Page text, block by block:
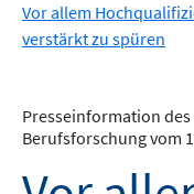
Vor allem
verstärkt zu spüren
Presseinformation
Berufsforschung vom